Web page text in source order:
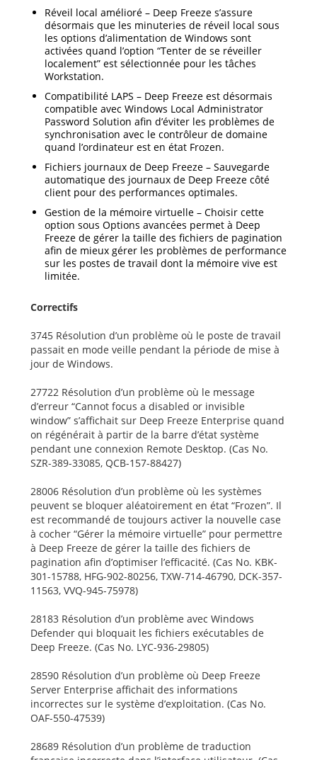
Réveil local amélioré – Deep Freeze s’assure
désormais que les minuteries de réveil local sous
les options d’alimentation de Windows sont
activées quand l’option “Tenter de se réveiller
localement” est sélectionnée pour les tâches
Workstation.
Compatibilité LAPS – Deep Freeze est désormais
compatible avec Windows Local Administrator
Password Solution afin d’éviter les problèmes de
synchronisation avec le contrôleur de domaine
quand l’ordinateur est en état Frozen.
Fichiers journaux de Deep Freeze – Sauvegarde
automatique des journaux de Deep Freeze côté
client pour des performances optimales.
Gestion de la mémoire virtuelle – Choisir cette
option sous Options avancées permet à Deep
Freeze de gérer la taille des fichiers de pagination
afin de mieux gérer les problèmes de performance
sur les postes de travail dont la mémoire vive est
limitée.
Correctifs
3745 Résolution d’un problème où le poste de travail
passait en mode veille pendant la période de mise à
jour de Windows.
27722 Résolution d’un problème où le message
d’erreur “Cannot focus a disabled or invisible
window” s’affichait sur Deep Freeze Enterprise quand
on régénérait à partir de la barre d’état système
pendant une connexion Remote Desktop. (Cas No.
SZR-389-33085, QCB-157-88427)
28006 Résolution d’un problème où les systèmes
peuvent se bloquer aléatoirement en état “Frozen”. Il
est recommandé de toujours activer la nouvelle case
à cocher “Gérer la mémoire virtuelle” pour permettre
à Deep Freeze de gérer la taille des fichiers de
pagination afin d’optimiser l’efficacité. (Cas No. KBK-
301-15788, HFG-902-80256, TXW-714-46790, DCK-357-
11563, VVQ-945-75978)
28183 Résolution d’un problème avec Windows
Defender qui bloquait les fichiers exécutables de
Deep Freeze. (Cas No. LYC-936-29805)
28590 Résolution d’un problème où Deep Freeze
Server Enterprise affichait des informations
incorrectes sur le système d’exploitation. (Cas No.
OAF-550-47539)
28689 Résolution d’un problème de traduction